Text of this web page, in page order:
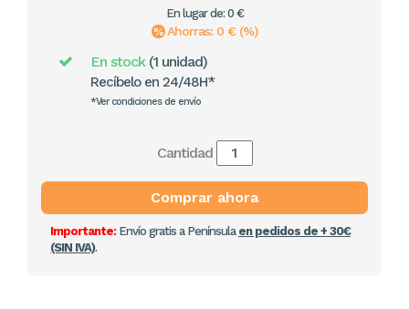
En lugar de: 0 €
Ahorras: 0 € (%)
En stock (1 unidad)
Recíbelo en 24/48H*
*Ver condiciones de envío
Cantidad
Comprar ahora
Importante:Envío gratis a Península en pedidos de + 30€
(SIN IVA).